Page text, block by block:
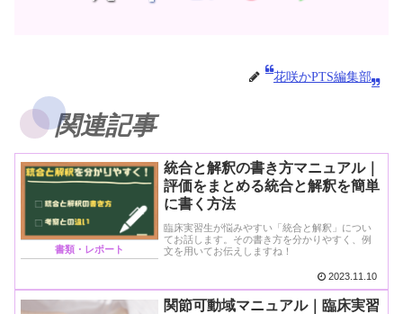
花咲かPTS編集部
関連記事
書類・レポート
統合と解釈の書き方マニュアル｜
評価をまとめる統合と解釈を簡単
に書く方法
臨床実習生が悩みやすい「統合と解釈」につい
てお話します。その書き方を分かりやすく、例
文を用いてお伝えしますね！
2023.11.10
関節可動域マニュアル｜臨床実習